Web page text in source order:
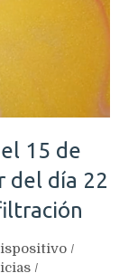
15 de
del día 22
/
/